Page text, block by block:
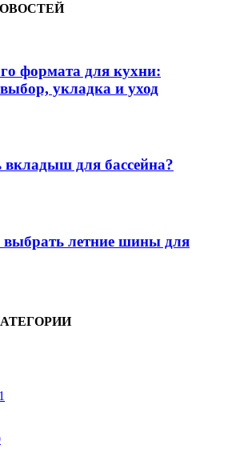
формата для кухни:
укладка и уход
вкладыш для бассейна?
летние шины для